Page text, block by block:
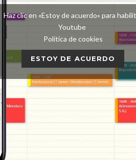
Haz clic en «Estoy de acuerdo» para
Youtube
Política de cookies
ESTOY DE ACUERDO